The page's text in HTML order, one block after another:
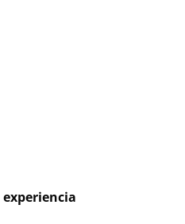
experiencia